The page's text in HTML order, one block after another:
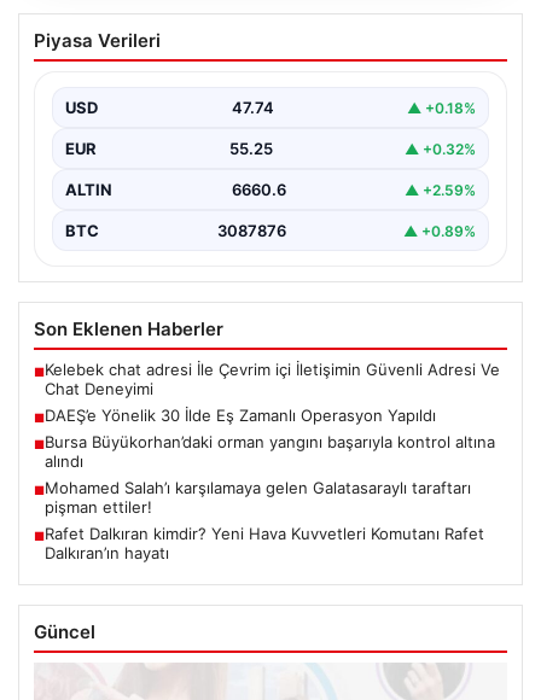
DAEŞ’e Yönelik 30 İlde Eş Zamanlı
Operasyon Yapıldı
bir operasyon düzenlendi. İçişleri Bakanlığı'nın
koordinasyonunda…
Piyasa Verileri
USD 47.74 ▲ +0.18%
EUR 55.25 ▲ +0.32%
ALTIN 6660.6 ▲ +2.59%
BTC 3087876 ▲ +0.89%
Son Eklenen Haberler
■Kelebek chat adresi İle Çevrim içi İletişimin Güvenli Adresi Ve
Chat Deneyimi
■DAEŞ’e Yönelik 30 İlde Eş Zamanlı Operasyon Yapıldı
■Bursa Büyükorhan’daki orman yangını başarıyla kontrol altına
alındı
■Mohamed Salah’ı karşılamaya gelen Galatasaraylı taraftarı
pişman ettiler!
■Rafet Dalkıran kimdir? Yeni Hava Kuvvetleri Komutanı Rafet
Dalkıran’ın hayatı
Güncel